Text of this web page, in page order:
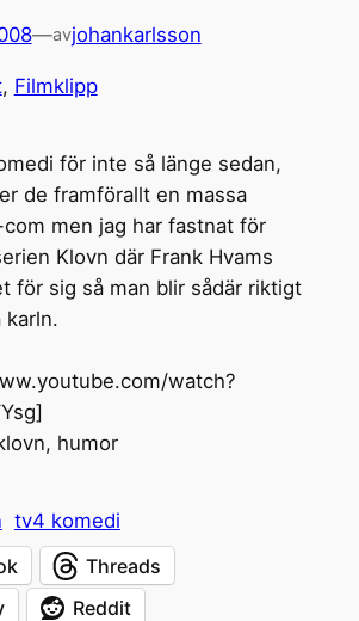
—avjohankarlsson
, Filmklipp
för inte så länge sedan,
de framförallt en massa
men jag har fastnat för
Klovn där Frank Hvams
för sig så man blir sådär riktigt
karln.
watch?
humor
tv4 komedi
Threads
Reddit